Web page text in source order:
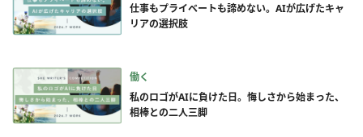
仕事もプライベートも諦めない。AIが広げたキャ
リアの選択肢
働く
私のロゴがAIに負けた日。悔しさから始まった、
相棒との二人三脚